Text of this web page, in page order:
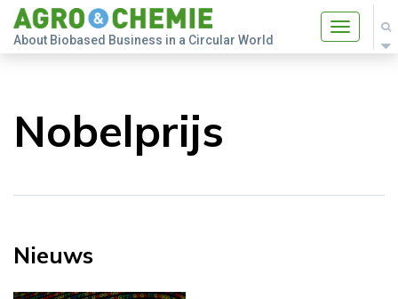
Toggle
About Biobased Business in a Circular World
Nobelprijs
Nieuws